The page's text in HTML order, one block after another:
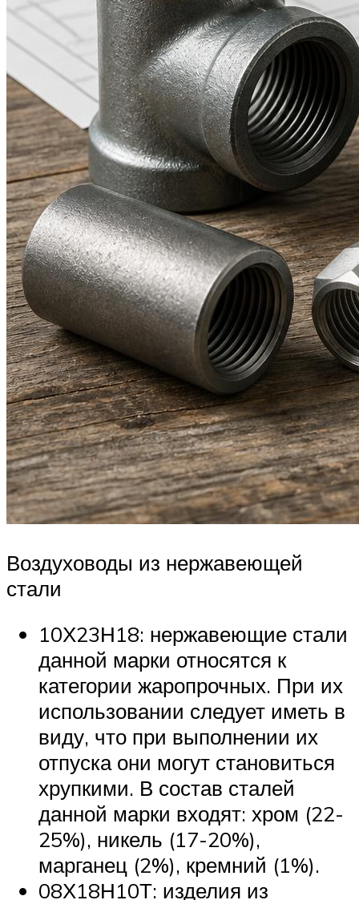
Воздуховоды из нержавеющей
стали
10Х23Н18: нержавеющие стали
данной марки относятся к
категории жаропрочных. При их
использовании следует иметь в
виду, что при выполнении их
отпуска они могут становиться
хрупкими. В состав сталей
данной марки входят: хром (22-
25%), никель (17-20%),
марганец (2%), кремний (1%).
08Х18Н10Т: изделия из